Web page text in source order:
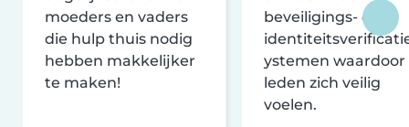
moeders en vaders
die hulp thuis nodig
hebben makkelijker
te maken!
beveiligings- en
ystemen waardoor
leden zich veilig
voelen.